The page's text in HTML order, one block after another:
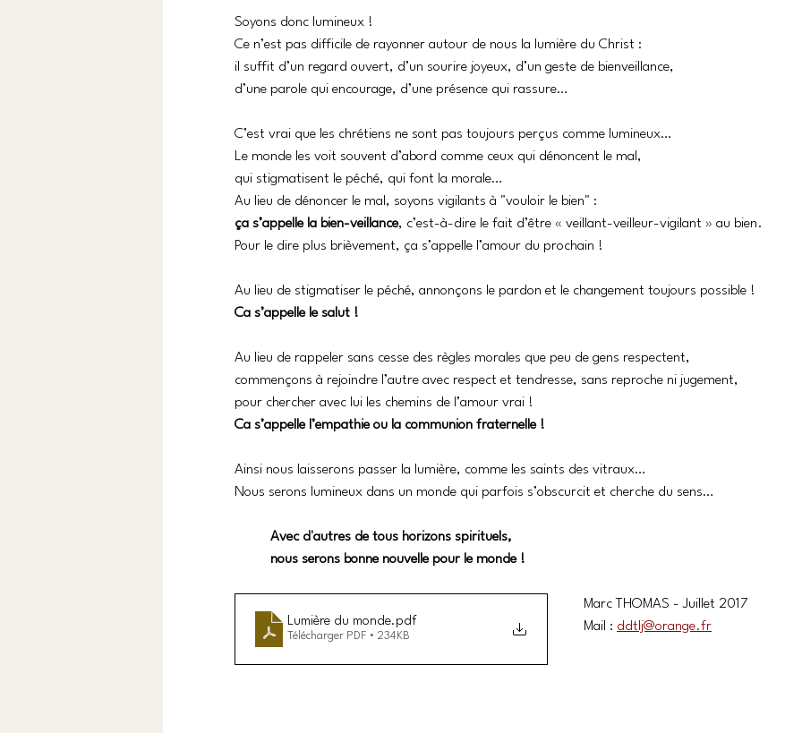
Soyons donc lumineux !
Ce n’est pas difficile de rayonner autour de nous la lumière du Christ :
il suffit d’un regard ouvert, d’un sourire joyeux, d’un geste de bienveillance,
d’une parole qui encourage, d’une présence qui rassure…
C’est vrai que les chrétiens ne sont pas toujours perçus comme lumineux…
Le monde les voit souvent d’abord comme ceux qui dénoncent le mal,
qui stigmatisent le péché, qui font la morale…
Au lieu de dénoncer le mal, soyons vigilants à "vouloir le bien" :
ça s’appelle la bien-veillance, c’est-à-dire le fait d’être « veillant-veilleur-vigilant » au bien.
Pour le dire plus brièvement, ça s’appelle l’amour du prochain !
Au lieu de stigmatiser le péché, annonçons le pardon et le changement toujours possible !
Ca s’appelle le salut !
Au lieu de rappeler sans cesse des règles morales que peu de gens respectent,
commençons à rejoindre l’autre avec respect et tendresse, sans reproche ni jugement,
pour chercher avec lui les chemins de l’amour vrai !
Ca s’appelle l’empathie ou la communion fraternelle !
Ainsi nous laisserons passer la lumière, comme les saints des vitraux…
Nous serons lumineux dans un monde qui parfois s’obscurcit et cherche du sens…
Avec d'autres de tous horizons spirituels,
nous serons bonne nouvelle pour le monde !
Lumière du monde.pdf
Télécharger PDF • 234KB
Marc THOMAS - Juillet 2017
Mail : ddtlj@orange.fr